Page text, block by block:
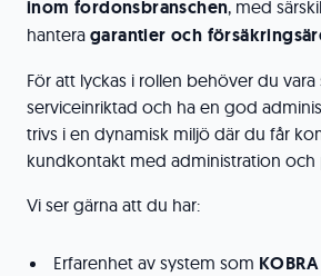
inom fordonsbranschen, med
hantera garantier och
För att lyckas i rollen behöver du
serviceinriktad och ha en god
trivs i en dynamisk miljö där du får
kundkontakt med administration
Vi ser gärna att du har:
Erfarenhet av system som